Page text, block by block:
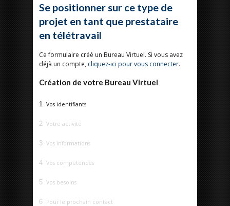
Se positionner sur ce type de
projet en tant que prestataire
en télétravail
Ce formulaire créé un Bureau Virtuel. Si vous avez
déjà un compte, cliquez-ici pour vous connecter.
Création de votre Bureau Virtuel
1 Vos identifiants
2 Votre activité
3 Vos informations
4 Vos compétences
5 Vos besoins
6 Pour le prochain contact